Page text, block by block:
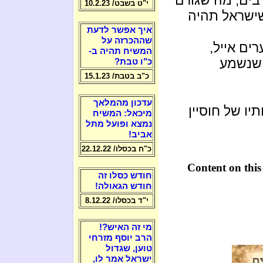
תהיה
אייל,
שנשמע
של חוסיין
Content on
י"ט בשבט/ 10.2.23
איך אפשר לדעת
שההכרזה על
המשיח תהיה ב-
כ"ו טבת?
כ"ב בטבת/ 15.1.23
עדכון מהמלאך
מיכאל: המשיח
נמצא ופועל מתל
אביב!
כ"ח בכסלו/ 22.12.22
חודש כסלו זה
חודש הגאולה!
י"ד בכסלו/ 8.12.22
מי זה האיש?!
הרב יוסף מזרחי
טוען, שגדול
ישראל אמר לו,